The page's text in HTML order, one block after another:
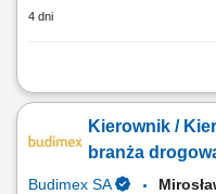
4 dni
Twoje przyszłe zadania:‎
drogowej,‎ przygotowywanie
końcowych, weryfikacja
Kierownik /
branża
Budimex SA